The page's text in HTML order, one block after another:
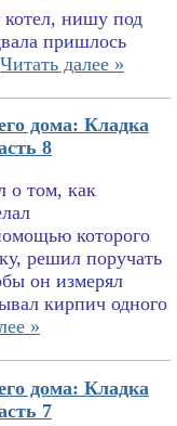
котел, нишу под
пришлось
Читать далее »
дома: Кладка
8
о том, как
которого
решил поручать
он измерял
кирпич одного
»
дома: Кладка
7